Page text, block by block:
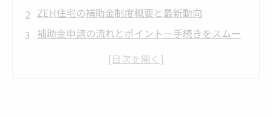
ZEH住宅の補助金制度概要と最新動向
補助金申請の流れとポイント―手続きをスムー